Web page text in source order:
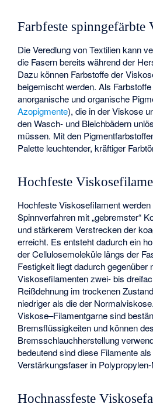
Farbfeste spinngefärbte
Die Veredlung von Textilien kann
die Fasern bereits während der
Dazu können Farbstoffe der
beigemischt werden. Als
anorganische und organische
Azopigmente), die in der Viskose
den Wasch- und Bleichbädern
müssen. Mit den
Palette leuchtender, kräftiger
Hochfeste
Hochfeste Viskosefilament
Spinnverfahren mit „gebremster“
und stärkerem Verstrecken der
erreicht. Es entsteht dadurch ein
der Cellulosemoleküle längs der
Festigkeit liegt dadurch gegenüber
Viskosefilamenten zwei- bis
Reißdehnung im trockenen
niedriger als die der
Viskose–Filamentgarne sind
Bremsflüssigkeiten und können
Bremsschlauchherstellung
bedeutend sind diese Filamente
Verstärkungsfaser in
Hochnassfeste